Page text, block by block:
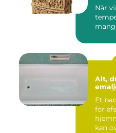
Når
Alt,
Et
for
kan